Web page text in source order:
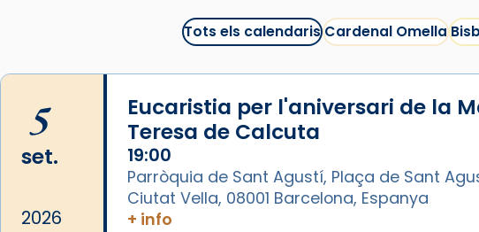
#CinemaEspiritualitual
@cinemaspiritcat
Imatge: Generada amb IA
(OpenAI)
Video
View on Facebook
Arquebisbat de Barcelona
1 week ago
Tots els calendarisCardenal Omella
5
set.
2026
Eucaristia per l'aniversari de la
Teresa de Calcuta
19:00
Parròquia de Sant Agustí, Plaça de Sant
Ciutat Vella, 08001 Barcelona, Espanya
+ info